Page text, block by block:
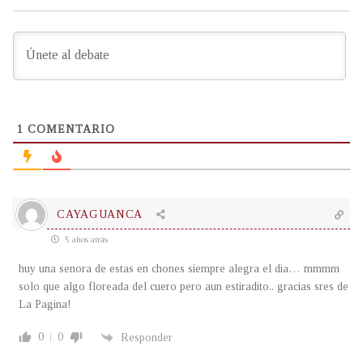
1 COMENTARIO
CAYAGUANCA
5 años atrás
huy una senora de estas en chones siempre alegra el dia… mmmm
solo que algo floreada del cuero pero aun estiradito.. gracias sres de
La Pagina!
0 0 Responder